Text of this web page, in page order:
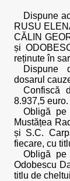
Dispune
RUSU
CĂLIN
și
reținute în
Dispune
dosarul
Confiscă
8.937,5 euro.
Obligă pe
Mustățea
și S.C.
fiecare, cu
Obligă pe
Odobescu
titlu de